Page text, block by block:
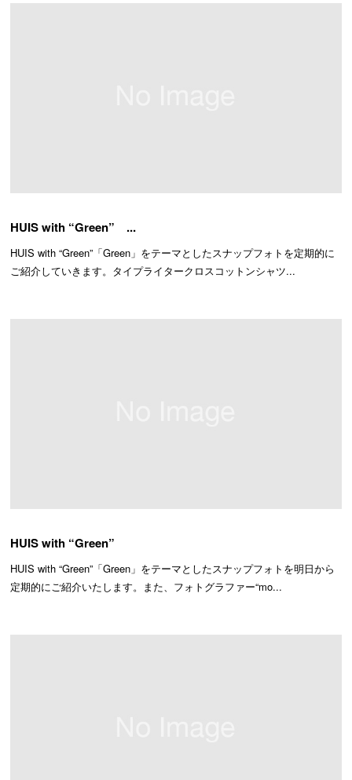
HUIS with “Green” ...
HUIS with “Green”「Green」をテーマとしたスナップフォトを定期的に
ご紹介していきます。タイプライタークロスコットンシャツ...
HUIS with “Green”
HUIS with “Green”「Green」をテーマとしたスナップフォトを明日から
定期的にご紹介いたします。また、フォトグラファー“mo...